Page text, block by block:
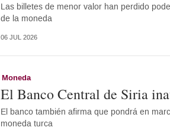
Las billetes de menor valor han perdido
de la moneda
06 JUL 2026
Moneda
El Banco Central de Siria
El banco también afirma que pondrá en
moneda turca